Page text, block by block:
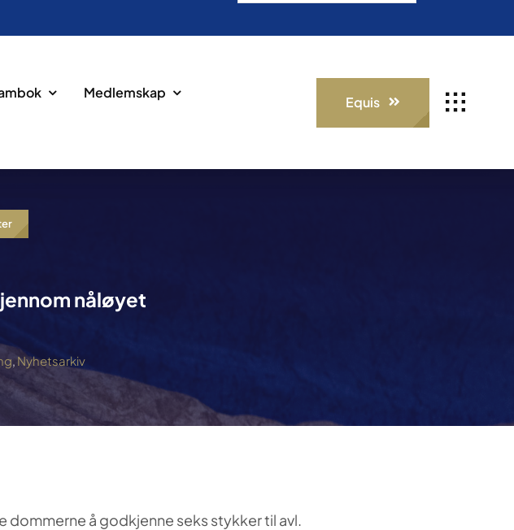
Medlemskap
Equis
nåløyet
, Nyhetsarkiv
å godkjenne seks stykker til avl.